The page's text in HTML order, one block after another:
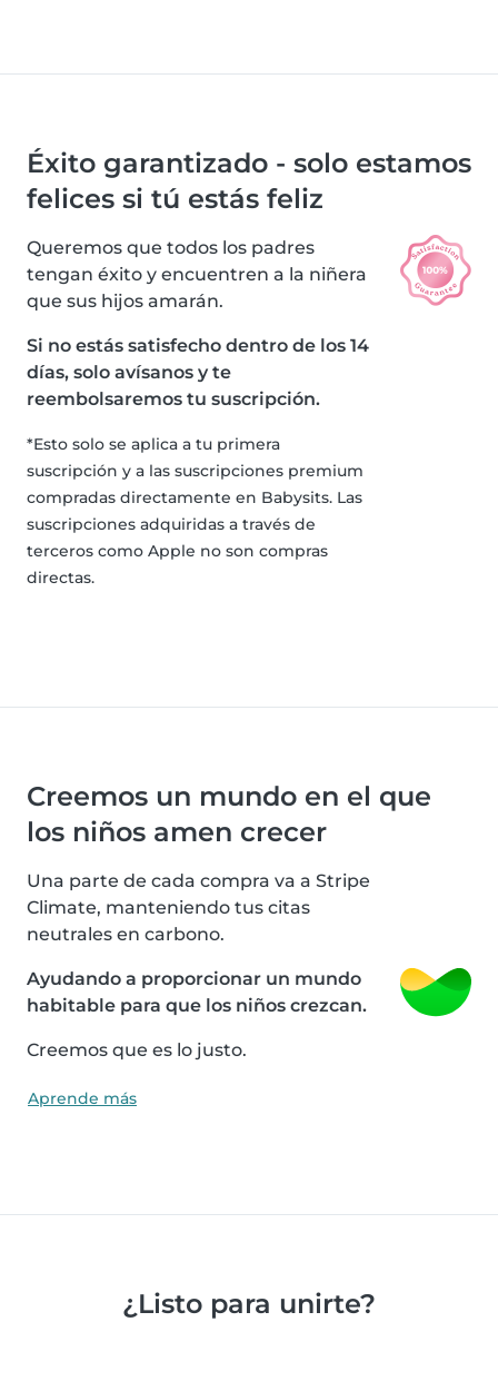
Éxito garantizado - solo estamos
felices si tú estás feliz
Queremos que todos los padres
tengan éxito y encuentren a la niñera
que sus hijos amarán.
Si no estás satisfecho dentro de los 14
días, solo avísanos y te
reembolsaremos tu suscripción.
*Esto solo se aplica a tu primera
suscripción y a las suscripciones premium
compradas directamente en Babysits. Las
suscripciones adquiridas a través de
terceros como Apple no son compras
directas.
Creemos un mundo en el que
los niños amen crecer
Una parte de cada compra va a Stripe
Climate, manteniendo tus citas
neutrales en carbono.
Ayudando a proporcionar un mundo
habitable para que los niños crezcan.
Creemos que es lo justo.
Aprende más
¿Listo para unirte?